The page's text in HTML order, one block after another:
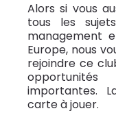
Alors si vous
tous les
management
Europe, nous
rejoindre ce
importantes.
carte à jouer.